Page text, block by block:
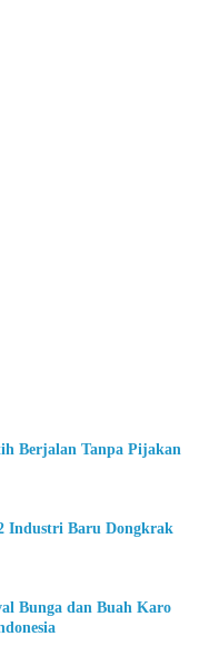
Berjalan Tanpa Pijakan
Industri Baru Dongkrak
Bunga dan Buah Karo